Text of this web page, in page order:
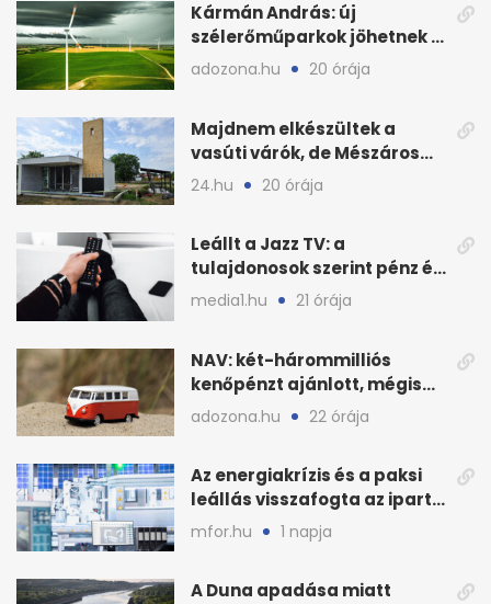
Kármán András: új
szélerőműparkok jöhetnek a
kormányülés döntése
adozona.hu 20 órája
Majdnem elkészültek a
vasúti várók, de Mészáros
bizalmasa leromboltatja
24.hu 20 órája
Leállt a Jazz TV: a
tulajdonosok szerint pénz és
szabályok döntöttek
media1.hu 21 órája
NAV: két-hárommilliós
kenőpénzt ajánlott, mégis
lefoglalták a hamis árut
adozona.hu 22 órája
Az energiakrízis és a paksi
leállás visszafogta az ipart,
nyáron kisebb a kár
mfor.hu 1 napja
A Duna apadása miatt